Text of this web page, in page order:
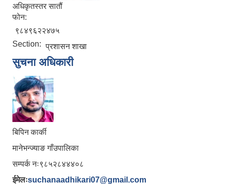
अधिकृतस्तर सातौं
फोन:
९८४९६२२४७५
Section: प्रशासन शाखा
सुचना अधिकारी
बिपिन कार्की
मानेभन्ज्याङ गाँउपालिका
सम्पर्क नः९८५२८४४४०८
ईमेलःsuchanaadhikari07@gmail.com